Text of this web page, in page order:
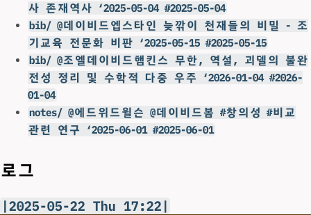
사 존재역사 ‘2025-05-04 #2025-05-04
bib/ @데이비드엡스타인 늦깎이 천재들의 비밀 - 조
기교육 전문화 비판 ‘2025-05-15 #2025-05-15
bib/ @조엘데이비드햄킨스 무한, 역설, 괴델의 불완
전성 정리 및 수학적 다중 우주 ‘2026-01-04 #2026-
01-04
notes/ @에드위드윌슨 @데이비드봄 #창의성 #비교
관련 연구 ‘2025-06-01 #2025-06-01
로그
|2025-05-22 Thu 17:22|